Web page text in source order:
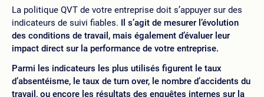
La politique QVT de votre entreprise doit s’appuyer sur des
indicateurs de suivi fiables. Il s’agit de mesurer l’évolution
des conditions de travail, mais également d’évaluer leur
impact direct sur la performance de votre entreprise.
Parmi les indicateurs les plus utilisés figurent le taux
d’absentéisme, le taux de turn over, le nombre d’accidents du
travail, ou encore les résultats des enquêtes internes sur la